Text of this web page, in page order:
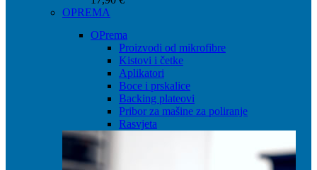
OPREMA
OPrema
Proizvodi od mikrofibre
Kistovi i četke
Aplikatori
Boce i prskalice
Backing plateovi
Pribor za mašine za poliranje
Rasvjeta